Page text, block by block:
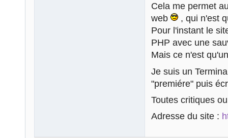
Cela me permet
web
, qui n'est
Pour l'instant le
PHP avec une
Mais ce n'est
Je suis un
"premiére" puis
Toutes critiques
Adresse du site :